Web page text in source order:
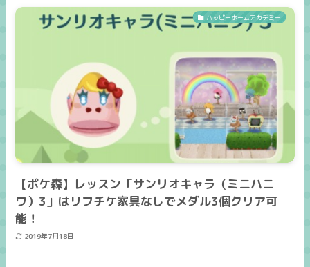
ハッピーホームアカデミー
【ポケ森】レッスン「サンリオキャラ（ミニハニ
ワ）3」はリフチケ家具なしでメダル3個クリア可
能！
2019年7月18日